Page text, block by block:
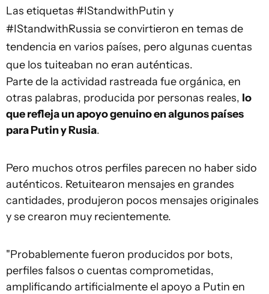
Las etiquetas #IStandwithPutin y
#IStandwithRussia se convirtieron en temas de
tendencia en varios países, pero algunas cuentas
que los tuiteaban no eran auténticas.
Parte de la actividad rastreada fue orgánica, en
otras palabras, producida por personas reales, lo
que refleja un apoyo genuino en algunos países
para Putin y Rusia.
Pero muchos otros perfiles parecen no haber sido
auténticos. Retuitearon mensajes en grandes
cantidades, produjeron pocos mensajes originales
y se crearon muy recientemente.
"Probablemente fueron producidos por bots,
perfiles falsos o cuentas comprometidas,
amplificando artificialmente el apoyo a Putin en